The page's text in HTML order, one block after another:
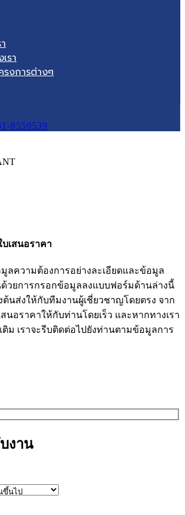
รา
รงการต่างๆ
8550539
เสนอราคา
ลความต้องการอย่างละเอียดและข้อมูล
วยการกรอกข้อมูลลงแบบฟอร์มด้านล่างนี้
ต้นส่งให้กับทีมงานผู้เชี่ยวชาญโดยตรง จาก
สนอราคาให้กับท่านโดยเร็ว และหากทางเรา
ติม เราจะรีบติดต่อไปยังท่านตามข้อมูลการ
งาน